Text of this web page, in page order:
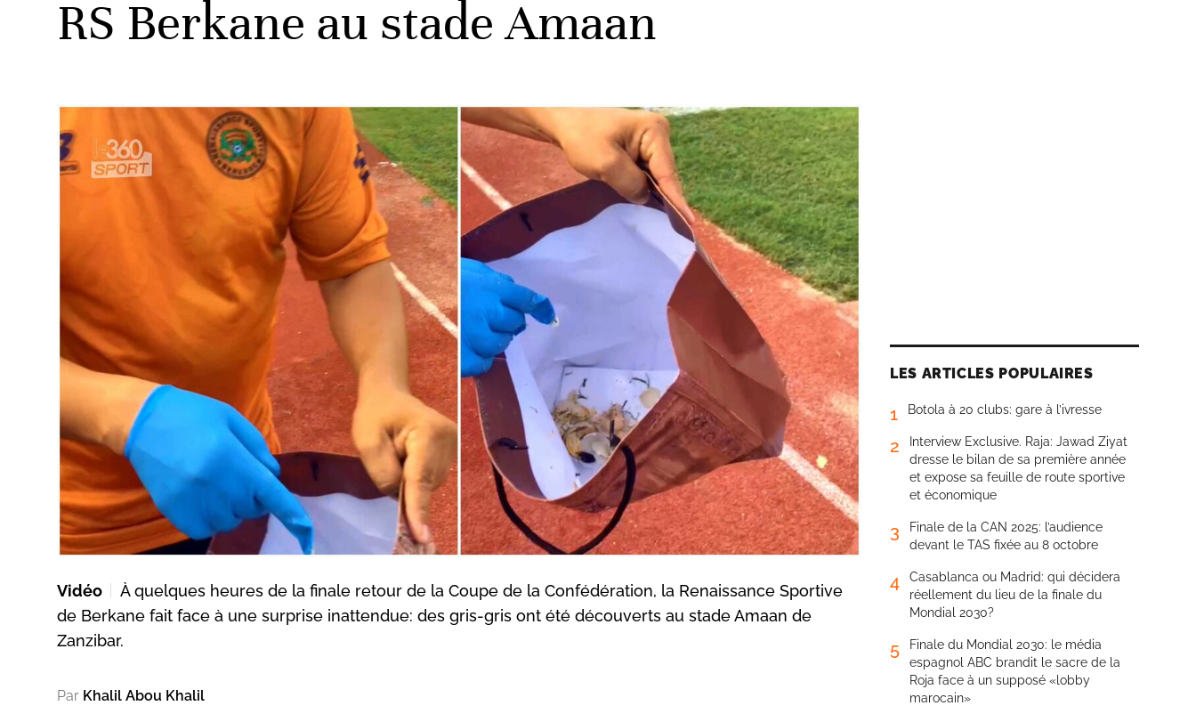
RS Berkane au stade Amaan
Vidéo
À quelques heures de la finale retour de la Coupe de la Confédération, la Renaissance Sportive
de Berkane fait face à une surprise inattendue: des gris-gris ont été découverts au stade Amaan de
Zanzibar.
Par Khalil Abou Khalil
LES ARTICLES POPULAIRES
1 Botola à 20 clubs: gare à l’ivresse
2
Interview Exclusive. Raja: Jawad Ziyat
dresse le bilan de sa première année
et expose sa feuille de route sportive
et économique
3
Finale de la CAN 2025: l’audience
devant le TAS fixée au 8 octobre
4
Casablanca ou Madrid: qui décidera
réellement du lieu de la finale du
Mondial 2030?
5
Finale du Mondial 2030: le média
espagnol ABC brandit le sacre de la
Roja face à un supposé «lobby
marocain»